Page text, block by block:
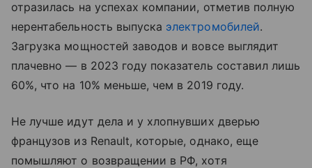
отразилась на успехах компании, отметив полную
нерентабельность выпуска электромобилей.
Загрузка мощностей заводов и вовсе выглядит
плачевно — в 2023 году показатель составил лишь
60%, что на 10% меньше, чем в 2019 году.
Не лучше идут дела и у хлопнувших дверью
французов из Renault, которые, однако, еще
помышляют о возвращении в РФ, хотя